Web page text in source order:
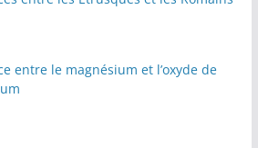
entre le magnésium et l’oxyde de